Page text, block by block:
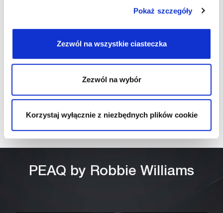
Pokaż szczegóły
Zezwól na wszystkie ciasteczka
Zezwól na wybór
Korzystaj wyłącznie z niezbędnych plików cookie
építve Európa-szerte a kiemelkedő
tökéletes kombinációját kínáljuk a zene
rajongóinak."
Mario Neuwirth, Az IMTRON GmbH
PEAQ by Robbie Williams